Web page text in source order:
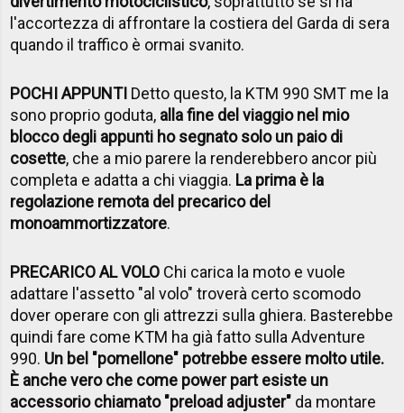
l'accortezza di affrontare la costiera del Garda di sera
quando il traffico è ormai svanito.
POCHI APPUNTI Detto questo, la KTM 990 SMT me la
sono proprio goduta, alla fine del viaggio nel mio
blocco degli appunti ho segnato solo un paio di
cosette, che a mio parere la renderebbero ancor più
completa e adatta a chi viaggia. La prima è la
regolazione remota del precarico del
monoammortizzatore.
PRECARICO AL VOLO Chi carica la moto e vuole
adattare l'assetto "al volo" troverà certo scomodo
dover operare con gli attrezzi sulla ghiera. Basterebbe
quindi fare come KTM ha già fatto sulla Adventure
990. Un bel "pomellone" potrebbe essere molto utile.
È anche vero che come power part esiste un
accessorio chiamato "preload adjuster" da montare